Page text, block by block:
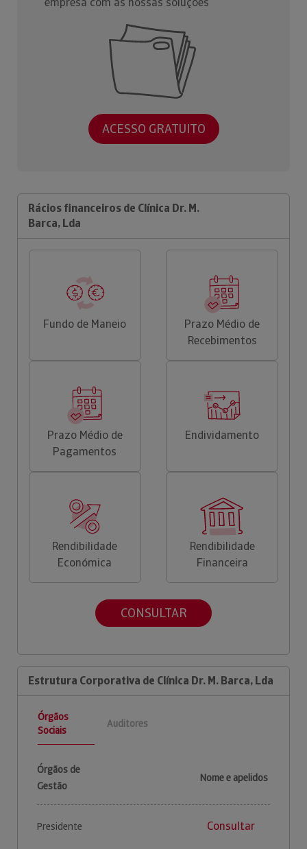
ACESSO GRATUITO
Rácios financeiros de Clínica Dr. M.
Barca, Lda
Fundo de Maneio
Prazo Médio de
Recebimentos
Prazo Médio de
Pagamentos
Endividamento
Rendibilidade
Económica
Rendibilidade
Financeira
CONSULTAR
Estrutura Corporativa de Clínica Dr. M. Barca, Lda
Órgãos
Sociais
Auditores
Órgãos de
Gestão
Nome e apelidos
Presidente Consultar